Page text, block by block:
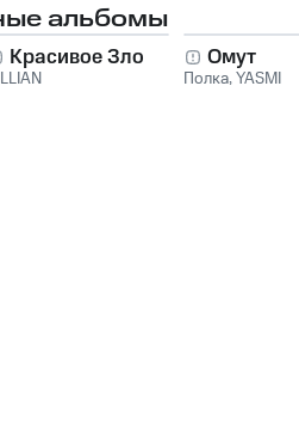
альбомы
Красивое Зло Омут
Полка,YASMI